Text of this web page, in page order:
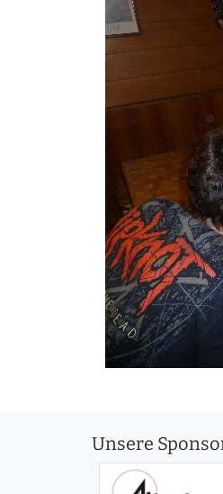
Unsere